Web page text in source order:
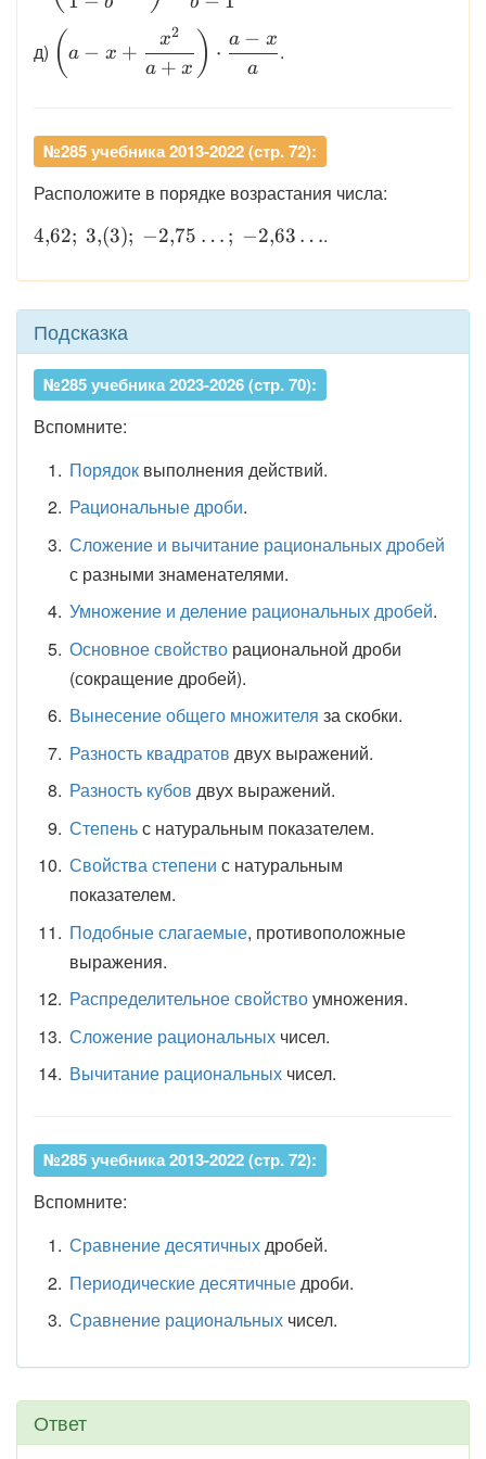
\dfrac{b}{a
+ b}\right)
\dfrac{a -
1}{a^2 + a
+ 1} +
{1 - b} -
b\right) :
\dfrac{3b + 3}
д) \displaystyle
\left(a - x +
x}\right)
\cdot
\dfrac{a -
( a − x +
a + x
x2 ) ⋅
a
a − x
.
№285 учебника 2013-2022 (стр. 72):
Расположите в порядке возрастания числа:
\displaystyle
(3);\
-2{,}75\ldots;\
-2{,}63\ldots
4,62; 3,(3); −2,75 … ; −2,63 ….
Подсказка
№285 учебника 2023-2026 (стр. 70):
Вспомните:
Порядоквыполнения действий.
Рациональные дроби.
Сложение и вычитание рациональных дробей
с разными знаменателями.
Умножение и деление рациональных дробей.
Основное свойстворациональной дроби
(сокращение дробей).
Вынесение общего множителя за скобки.
Разность квадратов двух выражений.
Разность кубов двух выражений.
Степеньс натуральным показателем.
Свойства степени с натуральным
показателем.
Подобные слагаемые, противоположные
выражения.
Распределительное свойствоумножения.
Сложение рациональныхчисел.
Вычитание рациональныхчисел.
№285 учебника 2013-2022 (стр. 72):
Вспомните:
Сравнение десятичныхдробей.
Периодические десятичныедроби.
Сравнение рациональныхчисел.
Ответ